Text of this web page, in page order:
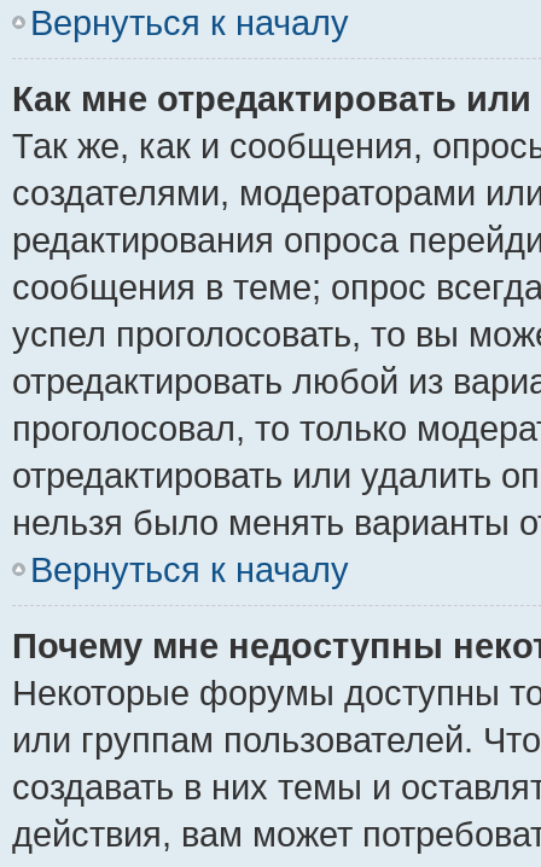
Вернуться к началу
Как мне отредактировать
Так же, как и сообщения,
создателями, модераторами
редактирования опроса
сообщения в теме; опрос
успел проголосовать, то вы
отредактировать любой из
проголосовал, то только
отредактировать или удалить
нельзя было менять варианты
Вернуться к началу
Почему мне недоступны
Некоторые форумы доступны
или группам пользователей.
создавать в них темы и
действия, вам может